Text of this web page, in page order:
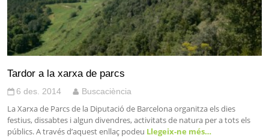
Tardor a la xarxa de parcs
6 des. 2014 Buscaciència
La Xarxa de Parcs de la Diputació de Barcelona organitza els dies
festius, dissabtes i algun divendres, activitats de natura per a tots els
públics. A través d’aquest enllaç podeu Llegeix-ne més…